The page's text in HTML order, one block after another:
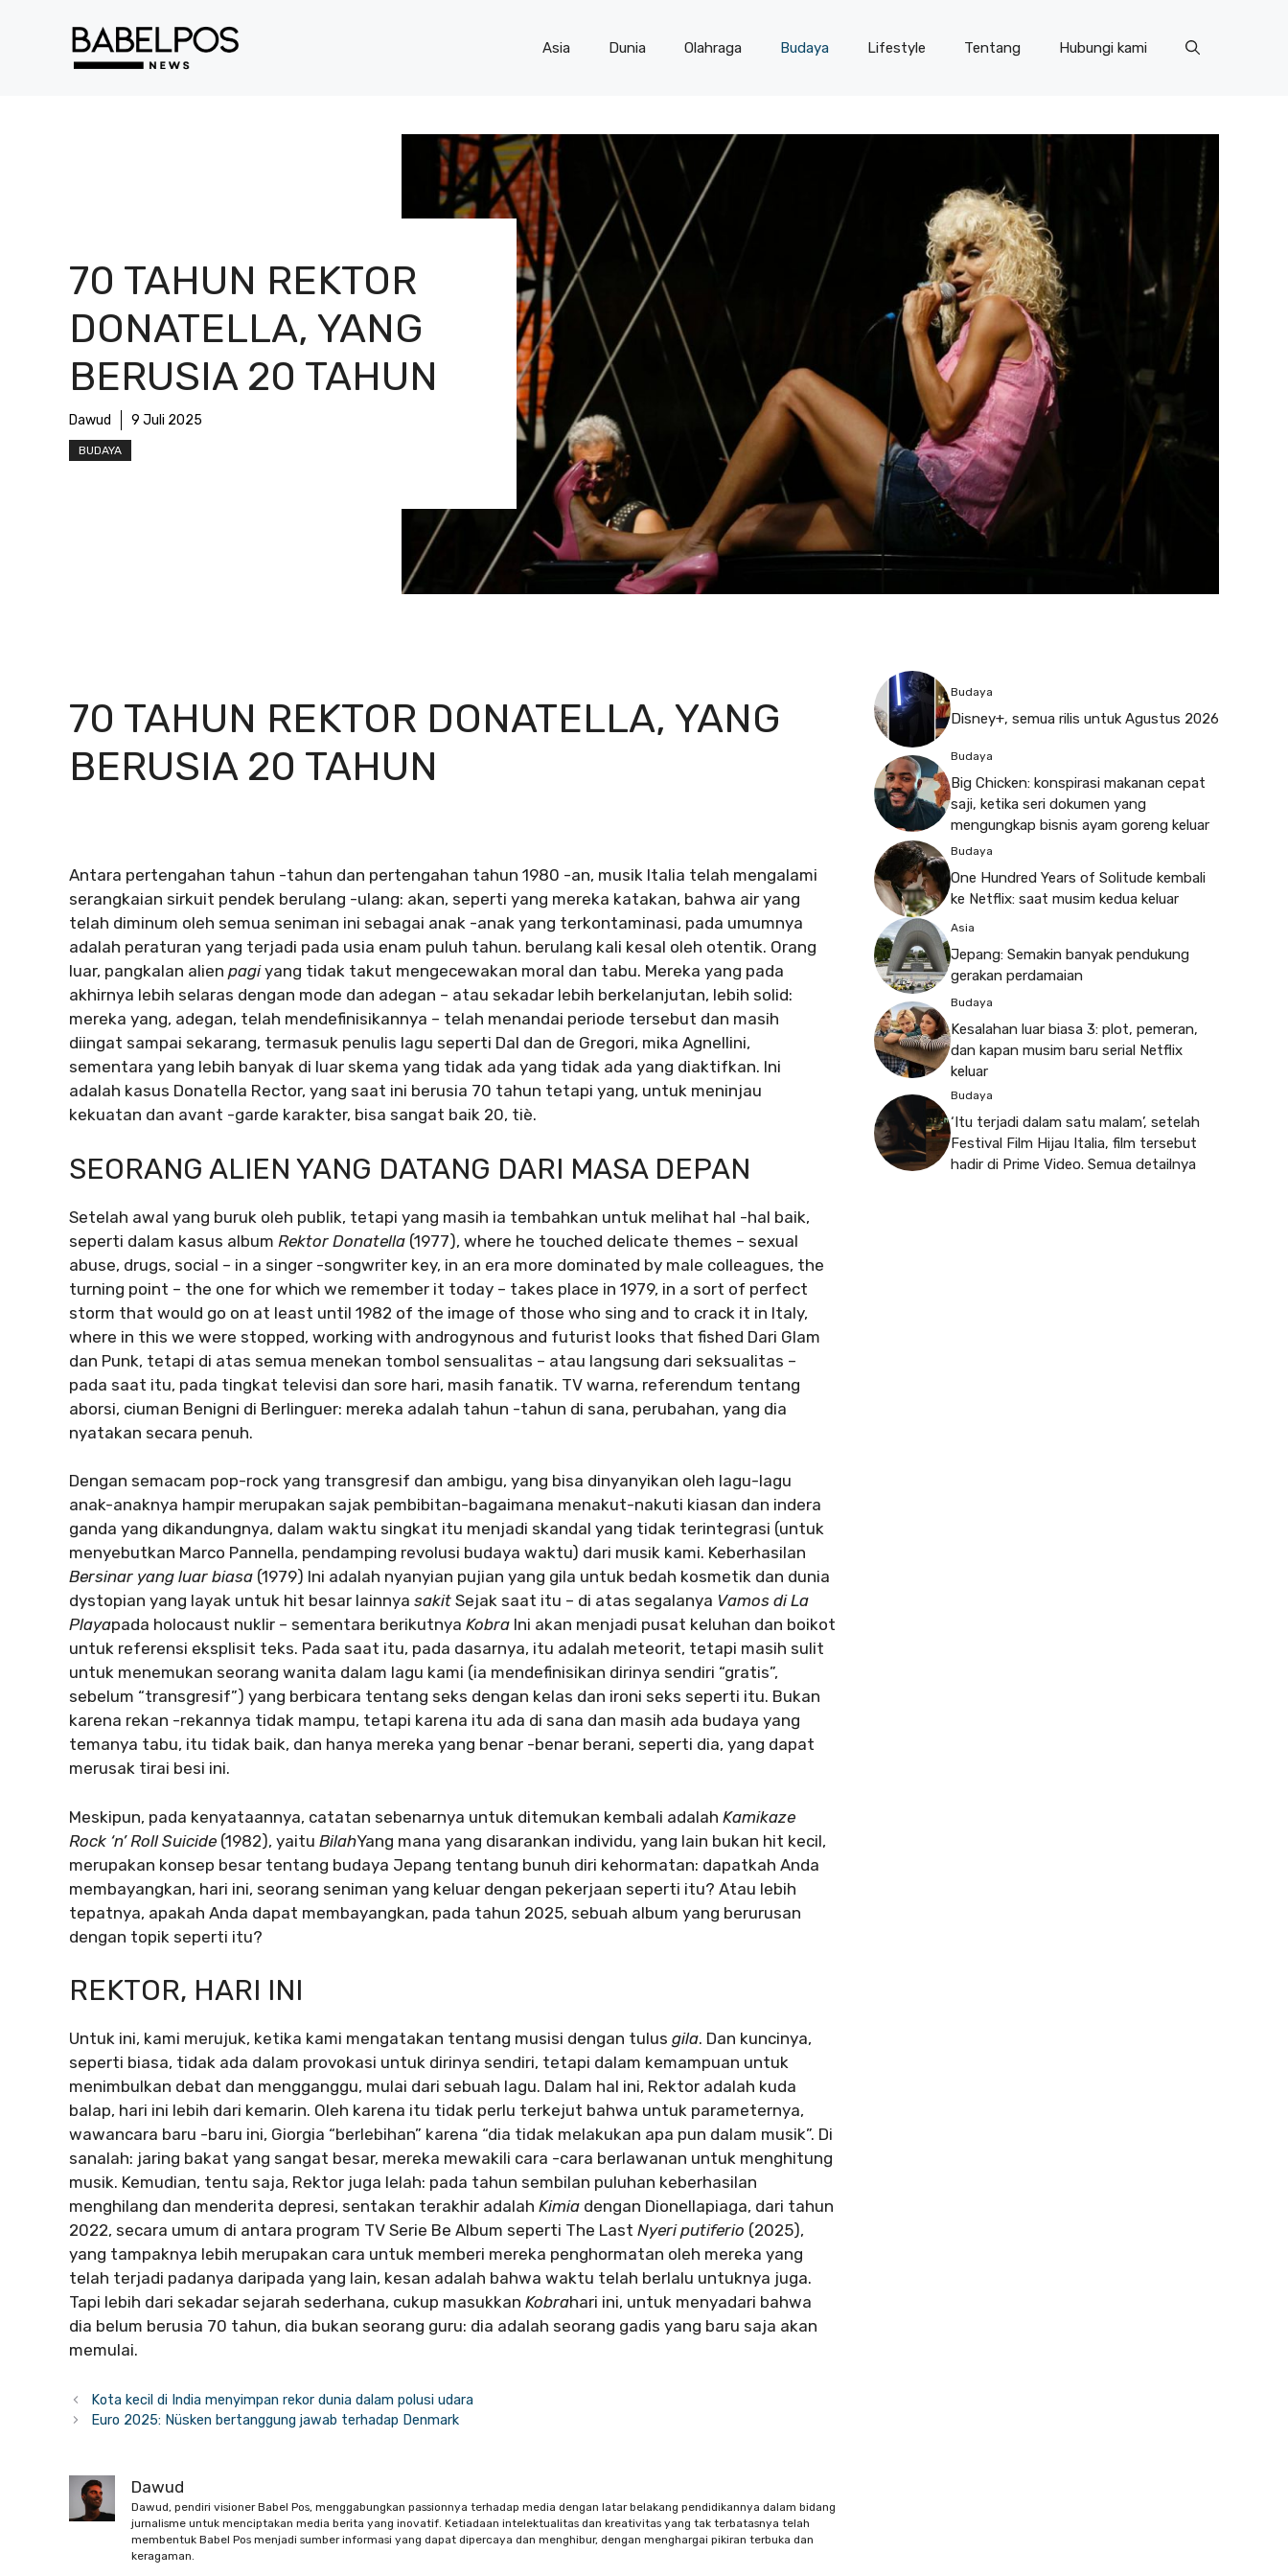
Asia Dunia Olahraga Budaya Lifestyle Tentang Hubungi kami
70 TAHUN REKTOR
DONATELLA, YANG
BERUSIA 20 TAHUN
Dawud 9 Juli 2025
BUDAYA
70 TAHUN REKTOR DONATELLA, YANG
BERUSIA 20 TAHUN
Antara pertengahan tahun -tahun dan pertengahan tahun 1980 -an, musik Italia telah mengalami
serangkaian sirkuit pendek berulang -ulang: akan, seperti yang mereka katakan, bahwa air yang
telah diminum oleh semua seniman ini sebagai anak -anak yang terkontaminasi, pada umumnya
adalah peraturan yang terjadi pada usia enam puluh tahun. berulang kali kesal oleh otentik. Orang
luar, pangkalan alien pagiyang tidak takut mengecewakan moral dan tabu. Mereka yang pada
akhirnya lebih selaras dengan mode dan adegan – atau sekadar lebih berkelanjutan, lebih solid:
mereka yang, adegan, telah mendefinisikannya – telah menandai periode tersebut dan masih
diingat sampai sekarang, termasuk penulis lagu seperti Dal dan de Gregori, mika Agnellini,
sementara yang lebih banyak di luar skema yang tidak ada yang tidak ada yang diaktifkan. Ini
adalah kasus Donatella Rector, yang saat ini berusia 70 tahun tetapi yang, untuk meninjau
kekuatan dan avant -garde karakter, bisa sangat baik 20, tiè.
SEORANG ALIEN YANG DATANG DARI MASA DEPAN
Setelah awal yang buruk oleh publik, tetapi yang masih ia tembahkan untuk melihat hal -hal baik,
seperti dalam kasus album Rektor Donatella (1977), where he touched delicate themes – sexual
abuse, drugs, social – in a singer -songwriter key, in an era more dominated by male colleagues, the
turning point – the one for which we remember it today – takes place in 1979, in a sort of perfect
storm that would go on at least until 1982 of the image of those who sing and to crack it in Italy,
where in this we were stopped, working with androgynous and futurist looks that fished Dari Glam
dan Punk, tetapi di atas semua menekan tombol sensualitas – atau langsung dari seksualitas –
pada saat itu, pada tingkat televisi dan sore hari, masih fanatik. TV warna, referendum tentang
aborsi, ciuman Benigni di Berlinguer: mereka adalah tahun -tahun di sana, perubahan, yang dia
nyatakan secara penuh.
Dengan semacam pop-rock yang transgresif dan ambigu, yang bisa dinyanyikan oleh lagu-lagu
anak-anaknya hampir merupakan sajak pembibitan-bagaimana menakut-nakuti kiasan dan indera
ganda yang dikandungnya, dalam waktu singkat itu menjadi skandal yang tidak terintegrasi (untuk
menyebutkan Marco Pannella, pendamping revolusi budaya waktu) dari musik kami. Keberhasilan
Bersinar yang luar biasa (1979) Ini adalah nyanyian pujian yang gila untuk bedah kosmetik dan dunia
dystopian yang layak untuk hit besar lainnya sakit Sejak saat itu – di atas segalanya Vamos di La
Playapada holocaust nuklir – sementara berikutnya Kobra Ini akan menjadi pusat keluhan dan boikot
untuk referensi eksplisit teks. Pada saat itu, pada dasarnya, itu adalah meteorit, tetapi masih sulit
untuk menemukan seorang wanita dalam lagu kami (ia mendefinisikan dirinya sendiri “gratis”,
sebelum “transgresif”) yang berbicara tentang seks dengan kelas dan ironi seks seperti itu. Bukan
karena rekan -rekannya tidak mampu, tetapi karena itu ada di sana dan masih ada budaya yang
temanya tabu, itu tidak baik, dan hanya mereka yang benar -benar berani, seperti dia, yang dapat
merusak tirai besi ini.
Meskipun, pada kenyataannya, catatan sebenarnya untuk ditemukan kembali adalah Kamikaze
Rock ‘n’ Roll Suicide (1982), yaitu BilahYang mana yang disarankan individu, yang lain bukan hit kecil,
merupakan konsep besar tentang budaya Jepang tentang bunuh diri kehormatan: dapatkah Anda
membayangkan, hari ini, seorang seniman yang keluar dengan pekerjaan seperti itu? Atau lebih
tepatnya, apakah Anda dapat membayangkan, pada tahun 2025, sebuah album yang berurusan
dengan topik seperti itu?
REKTOR, HARI INI
Untuk ini, kami merujuk, ketika kami mengatakan tentang musisi dengan tulus gila. Dan kuncinya,
seperti biasa, tidak ada dalam provokasi untuk dirinya sendiri, tetapi dalam kemampuan untuk
menimbulkan debat dan mengganggu, mulai dari sebuah lagu. Dalam hal ini, Rektor adalah kuda
balap, hari ini lebih dari kemarin. Oleh karena itu tidak perlu terkejut bahwa untuk parameternya,
wawancara baru -baru ini, Giorgia “berlebihan” karena “dia tidak melakukan apa pun dalam musik”. Di
sanalah: jaring bakat yang sangat besar, mereka mewakili cara -cara berlawanan untuk menghitung
musik. Kemudian, tentu saja, Rektor juga lelah: pada tahun sembilan puluhan keberhasilan
menghilang dan menderita depresi, sentakan terakhir adalah Kimia dengan Dionellapiaga, dari tahun
2022, secara umum di antara program TV Serie Be Album seperti The Last Nyeri putiferio (2025),
yang tampaknya lebih merupakan cara untuk memberi mereka penghormatan oleh mereka yang
telah terjadi padanya daripada yang lain, kesan adalah bahwa waktu telah berlalu untuknya juga.
Tapi lebih dari sekadar sejarah sederhana, cukup masukkan Kobrahari ini, untuk menyadari bahwa
dia belum berusia 70 tahun, dia bukan seorang guru: dia adalah seorang gadis yang baru saja akan
memulai.
Kota kecil di India menyimpan rekor dunia dalam polusi udara
Euro 2025: Nüsken bertanggung jawab terhadap Denmark
Dawud
Dawud, pendiri visioner Babel Pos, menggabungkan passionnya terhadap media dengan latar belakang pendidikannya dalam bidang
jurnalisme untuk menciptakan media berita yang inovatif. Ketiadaan intelektualitas dan kreativitas yang tak terbatasnya telah
membentuk Babel Pos menjadi sumber informasi yang dapat dipercaya dan menghibur, dengan menghargai pikiran terbuka dan
keragaman.
Budaya
Disney+, semua rilis untuk Agustus 2026
Budaya
Big Chicken: konspirasi makanan cepat
saji, ketika seri dokumen yang
mengungkap bisnis ayam goreng keluar
Budaya
One Hundred Years of Solitude kembali
ke Netflix: saat musim kedua keluar
Asia
Jepang: Semakin banyak pendukung
gerakan perdamaian
Budaya
Kesalahan luar biasa 3: plot, pemeran,
dan kapan musim baru serial Netflix
keluar
Budaya
‘Itu terjadi dalam satu malam’, setelah
Festival Film Hijau Italia, film tersebut
hadir di Prime Video. Semua detailnya